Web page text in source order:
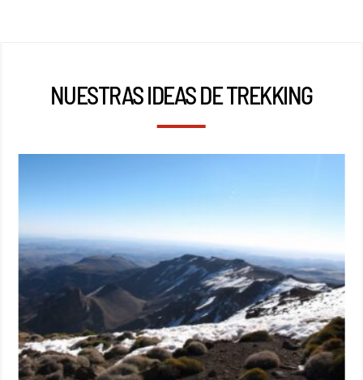
NUESTRAS IDEAS DE TREKKING